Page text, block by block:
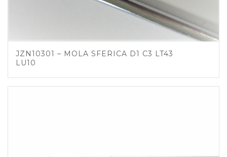
JZN10301 – MOLA SFERICA D1 C3 LT43
LU10